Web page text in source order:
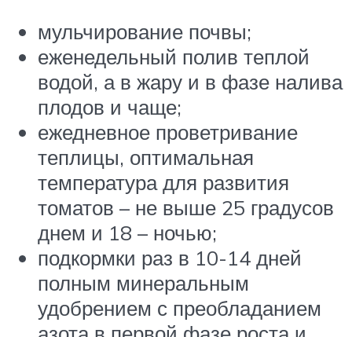
мульчирование почвы;
еженедельный полив теплой
водой, а в жару и в фазе налива
плодов и чаще;
ежедневное проветривание
теплицы, оптимальная
температура для развития
томатов – не выше 25 градусов
днем и 18 – ночью;
подкормки раз в 10-14 дней
полным минеральным
удобрением с преобладанием